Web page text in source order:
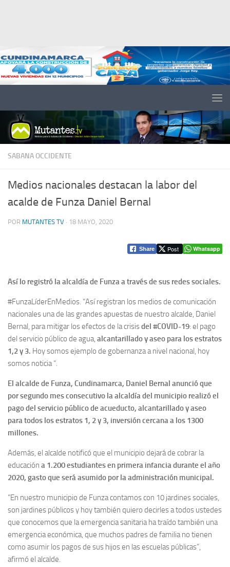
SABANA OCCIDENTE
Medios nacionales destacan la labor del
acalde de Funza Daniel Bernal
POR MUTANTES TV · 18 MAYO, 2020
Share Post Whatsapp
Así lo registró la alcaldía de Funza a través de sus redes sociales.
#FunzaLíderEnMedios. “Así registran los medios de comunicación
nacionales una de las grandes apuestas de nuestro alcalde, Daniel
Bernal, para mitigar los efectos de la crisisdel #COVID-19: el pago
del servicio público de agua, alcantarillado y aseo para los estratos
1,2 y 3. Hoy somos ejemplo de gobernanza a nivel nacional, hoy
somos noticia “.
El alcalde de Funza, Cundinamarca, Daniel Bernal anunció que
por segundo mes consecutivo la alcaldía del municipio realizó el
pago del servicio público de acueducto, alcantarillado y aseo
para todos los estratos 1, 2 y 3, inversión cercana a los 1300
millones.
Además, el alcalde notificó que el municipio dejará de cobrar la
educación a 1.200 estudiantes en primera infancia durante el año
2020, gasto que será asumido por la administración municipal.
“En nuestro municipio de Funza contamos con 10 jardines sociales,
son jardines públicos y hoy también quiero decirles a todos ustedes
que conocemos que la emergencia sanitaria ha traído también una
emergencia económica, que muchos padres de familia no tienen
como asumir los pagos de sus hijos en las escuelas públicas”,
afirmó el alcalde.